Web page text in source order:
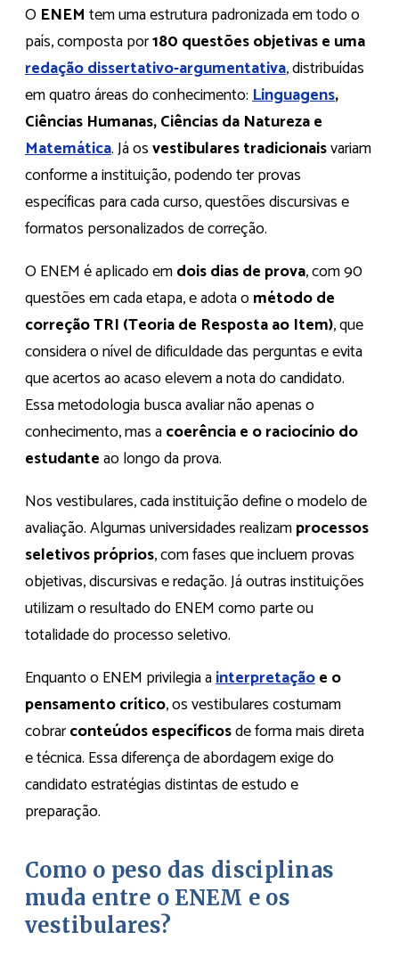
O ENEM tem uma estrutura padronizada em todo o
país, composta por180 questões objetivas e uma
redação dissertativo-argumentativa, distribuídas
em quatro áreas do conhecimento:Linguagens,
Ciências Humanas, Ciências da Natureza e
Matemática. Já osvestibulares tradicionaisvariam
conforme a instituição, podendo ter provas
específicas para cada curso, questões discursivas e
formatos personalizados de correção.
O ENEM é aplicado emdois dias de prova, com 90
questões em cada etapa, e adota ométodo de
correção TRI (Teoria de Resposta ao Item), que
considera o nível de dificuldade das perguntas e evita
que acertos ao acaso elevem a nota do candidato.
Essa metodologia busca avaliar não apenas o
conhecimento, mas acoerência e o raciocínio do
estudanteao longo da prova.
Nos vestibulares, cada instituição define o modelo de
avaliação. Algumas universidades realizamprocessos
seletivos próprios, com fases que incluem provas
objetivas, discursivas e redação. Já outras instituições
utilizam o resultado do ENEM como parte ou
totalidade do processo seletivo.
Enquanto o ENEM privilegia ainterpretaçãoe o
pensamento crítico, os vestibulares costumam
cobrarconteúdos específicosde forma mais direta
e técnica. Essa diferença de abordagem exige do
candidato estratégias distintas de estudo e
preparação.
Como o peso das disciplinas
muda entre o ENEM e os
vestibulares?